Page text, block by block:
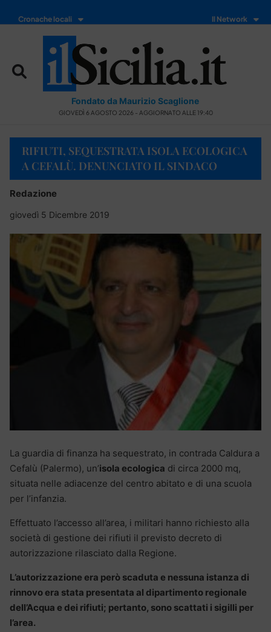
Cronache locali Il Network
Fondato da Maurizio Scaglione
GIOVEDÌ 6 AGOSTO 2026 - AGGIORNATO ALLE 19:40
RIFIUTI, SEQUESTRATA ISOLA ECOLOGICA
A CEFALÙ. DENUNCIATO IL SINDACO
Redazione
giovedì 5 Dicembre 2019
La guardia di finanza ha sequestrato, in contrada Caldura a
Cefalù (Palermo), un’isola ecologica di circa 2000 mq,
situata nelle adiacenze del centro abitato e di una scuola
per l’infanzia.
Effettuato l’accesso all’area, i militari hanno richiesto alla
società di gestione dei rifiuti il previsto decreto di
autorizzazione rilasciato dalla Regione.
L’autorizzazione era però scaduta e nessuna istanza di
rinnovo era stata presentata al dipartimento regionale
dell’Acqua e dei rifiuti; pertanto, sono scattati i sigilli per
l’area.